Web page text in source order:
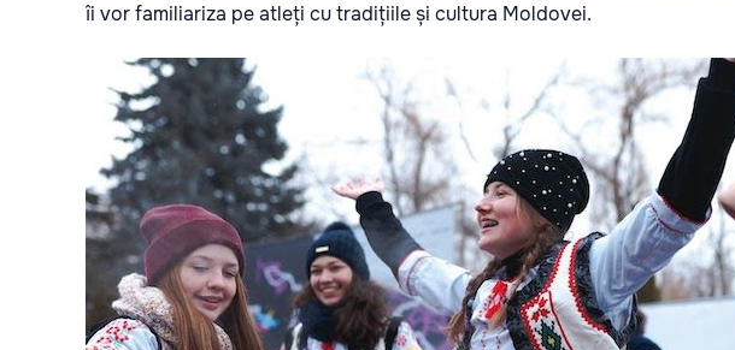
îi vor familiariza pe atleți cu tradițiile și cultura Moldovei.